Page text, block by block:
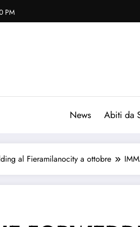
PM
News Abiti da
al Fieramilanocity a ottobre